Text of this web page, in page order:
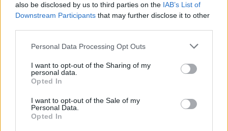
also be disclosed by us to third parties on the IAB’s List of
Downstream Participants that may further disclose it to other
Personal Data Processing Opt Outs
I want to opt-out of the Sharing of my
personal data.
Opted In
I want to opt-out of the Sale of my
Personal Data.
Opted In
1053
Telefon: +36703805044
Bemutatkozás: Immár közel 30 éve, hogy a Múzeum körúton
elkezdte működését a Mike és Tsa Antikvárium, majd 2010-ben
a Portobello aukciósház kiegészítette az addigi tevékenységét
és megszületett a Mike Portobello Aukciósház. 2022-től saját
GALÉRIA TOVÁBBI MŰTÁRGYAI